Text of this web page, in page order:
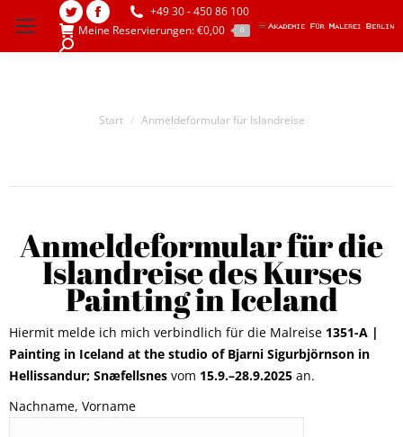
Twitter
page
Facebook
new
+49 30 - 450 86 100
Meine Reservierungen:€0,00 0
Search:
Sie befinden sich hier:
Start Anmeldeformular für Islandreise
Anmeldeformular für die
Islandreise des Kurses
Painting in Iceland
Hiermit melde ich mich verbindlich für die Malreise 1351-A |
Painting in Iceland at the studio of Bjarni Sigurbjörnson in
Hellissandur; Snæfellsnes vom 15.9.–28.9.2025 an.
Nachname, Vorname